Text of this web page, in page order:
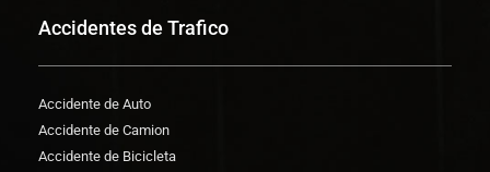
Accidentes de Trafico
Accidente de Auto
Accidente de Camion
Accidente de Bicicleta